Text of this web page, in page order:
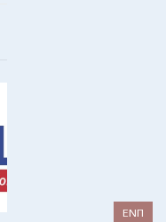
ΕΝΠ